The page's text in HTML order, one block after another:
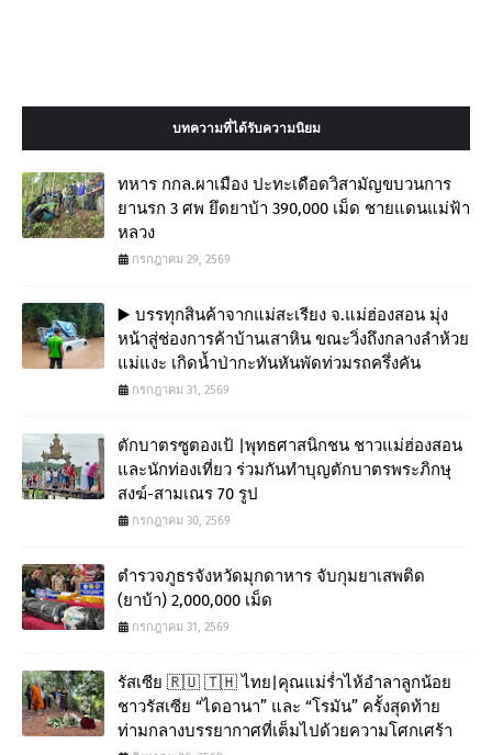
บทความที่ได้รับความนิยม
ทหาร กกล.ผาเมือง ปะทะเดือดวิสามัญขบวนการ
ยานรก 3 ศพ ยึดยาบ้า 390,000 เม็ด ชายแดนแม่ฟ้า
หลวง
กรกฎาคม 29, 2569
▶️ บรรทุกสินค้าจากแม่สะเรียง จ.แม่ฮ่องสอน มุ่ง
หน้าสู่ช่องการค้าบ้านเสาหิน ขณะวิ่งถึงกลางลำห้วย
แม่แงะ เกิดน้ำป่ากะทันหันพัดท่วมรถครึ่งคัน
กรกฎาคม 31, 2569
ตักบาตรซูตองเป้ |พุทธศาสนิกชน ชาวแม่ฮ่องสอน
และนักท่องเที่ยว ร่วมกันทำบุญตักบาตรพระภิกษุ
สงฆ์-สามเณร 70 รูป
กรกฎาคม 30, 2569
ตำรวจภูธรจังหวัดมุกดาหาร จับกุมยาเสพติด
(ยาบ้า) 2,000,000 เม็ด
กรกฎาคม 31, 2569
รัสเซีย 🇷🇺 🇹🇭 ไทย|คุณแม่ร่ำไห้อำลาลูกน้อย
ชาวรัสเซีย “ไดอานา” และ “โรมัน” ครั้งสุดท้าย
ท่ามกลางบรรยากาศที่เต็มไปด้วยความโศกเศร้า